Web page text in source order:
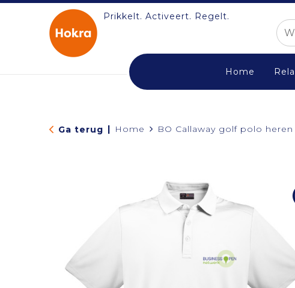
Prikkelt. Activeert. Regelt.
Home
Ga terug | Home BO Callaway golf polo heren